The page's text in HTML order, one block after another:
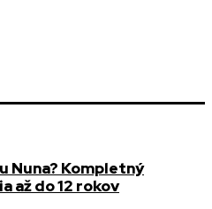
Nuna? Kompletný
až do 12 rokov